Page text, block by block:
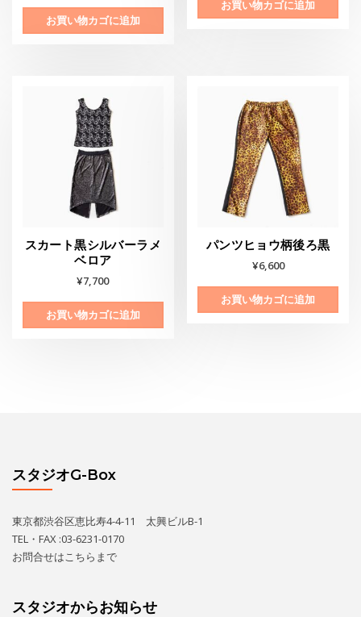
お買い物カゴに追加
お買い物カゴに追加
スカート黒シルバーラメ
ベロア
¥7,700
お買い物カゴに追加
パンツヒョウ柄後ろ黒
¥6,600
お買い物カゴに追加
スタジオG-Box
東京都渋谷区恵比寿4-4-11 太興ビルB-1
TEL・FAX :03-6231-0170
お問合せはこちら まで
スタジオからお知らせ